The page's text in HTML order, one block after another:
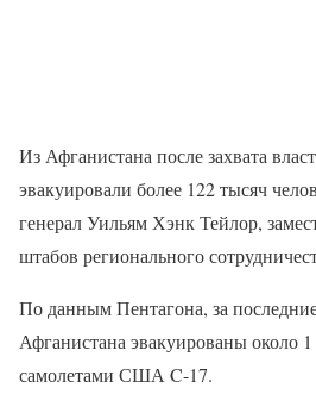
Из Афганистана после захвата
эвакуировали более 122 тысяч
генерал Уильям Хэнк Тейлор,
штабов регионального
По данным Пентагона, за
Афганистана эвакуированы около
самолетами США C-17.